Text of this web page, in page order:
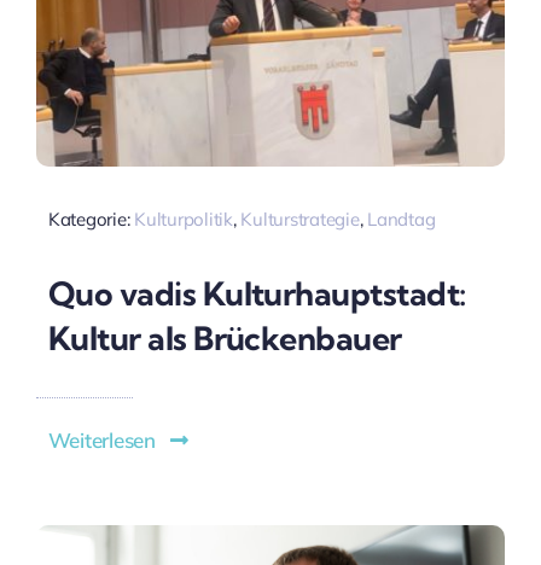
Kategorie: Kulturpolitik, Kulturstrategie, Landtag
Quo vadis Kulturhauptstadt:
Kultur als Brückenbauer
Weiterlesen